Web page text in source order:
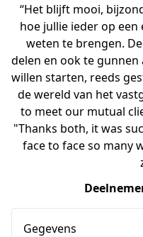
“Het blijft mooi,
hoe jullie ieder op
weten te brengen.
delen en ook te
willen starten, reeds
de wereld van het
to meet our mutual
"Thanks both, it was
face to face so many
Gegevens